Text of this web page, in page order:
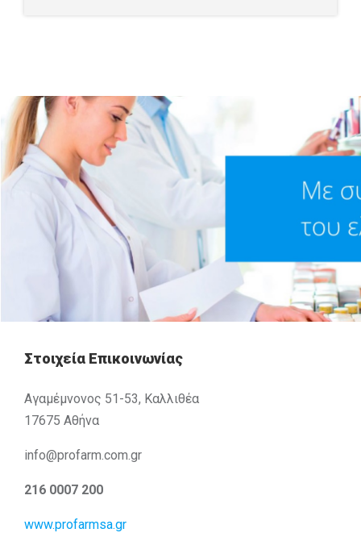
Στοιχεία Επικοινωνίας
Αγαμέμνονος 51-53, Καλλιθέα
17675 Αθήνα
info@profarm.com.gr
216 0007 200
www.profarmsa.gr